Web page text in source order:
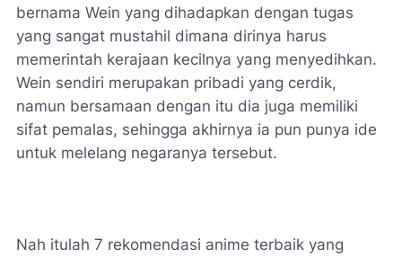
bernama Wein yang dihadapkan dengan tugas
yang sangat mustahil dimana dirinya harus
memerintah kerajaan kecilnya yang menyedihkan.
Wein sendiri merupakan pribadi yang cerdik,
namun bersamaan dengan itu dia juga memiliki
sifat pemalas, sehingga akhirnya ia pun punya ide
untuk melelang negaranya tersebut.
Nah itulah 7 rekomendasi anime terbaik yang